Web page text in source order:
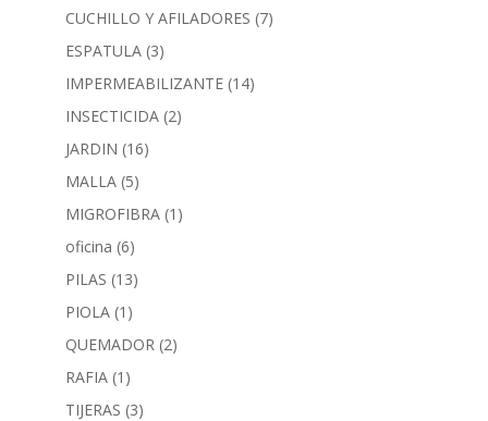
CUCHILLO Y AFILADORES (7)
ESPATULA (3)
IMPERMEABILIZANTE (14)
INSECTICIDA (2)
JARDIN (16)
MALLA (5)
MIGROFIBRA (1)
oficina (6)
PILAS (13)
PIOLA (1)
QUEMADOR (2)
RAFIA (1)
TIJERAS (3)